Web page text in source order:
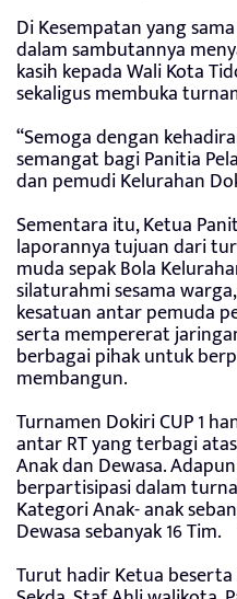
Di Kesempatan yang
dalam sambutannya
kasih kepada Wali Kota
sekaligus membuka
“Semoga dengan
semangat bagi Panitia
dan pemudi Kelurahan
Sementara itu, Ketua
laporannya tujuan dari
muda sepak Bola
silaturahmi sesama
kesatuan antar pemuda
serta mempererat
berbagai pihak untuk
membangun.
Turnamen Dokiri CUP 1
antar RT yang terbagi
Anak dan Dewasa.
berpartisipasi dalam
Kategori Anak- anak
Dewasa sebanyak 16 Tim.
Turut hadir Ketua beserta